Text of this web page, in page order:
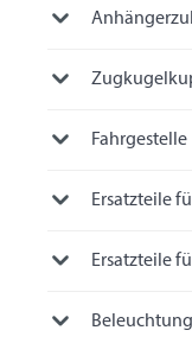
Fahrgestelle
Ersatzteile
Ersatzteile